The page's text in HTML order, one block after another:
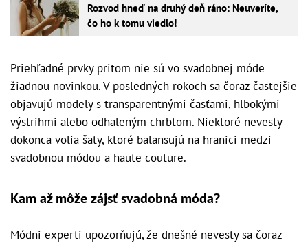
Rozvod hneď na druhý deň ráno: Neuveríte,
čo ho k tomu viedlo!
Priehľadné prvky pritom nie sú vo svadobnej móde
žiadnou novinkou. V posledných rokoch sa čoraz častejšie
objavujú modely s transparentnými časťami, hlbokými
výstrihmi alebo odhaleným chrbtom. Niektoré nevesty
dokonca volia šaty, ktoré balansujú na hranici medzi
svadobnou módou a haute couture.
Kam až môže zájsť svadobná móda?
Módni experti upozorňujú, že dnešné nevesty sa čoraz